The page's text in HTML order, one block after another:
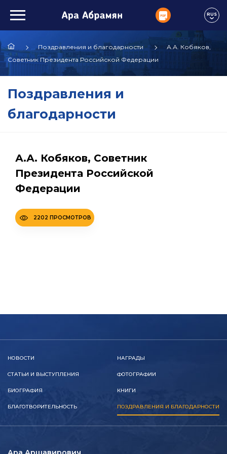
RUS
Поздравления и благодарности
А.А. Кобяков,
Советник Президента Российской Федерации
Поздравления и
благодарности
А.А. Кобяков, Советник
Президента Российской
Федерации
2202 ПРОСМОТРОВ
НОВОСТИ
СТАТЬИ И ВЫСТУПЛЕНИЯ
БИОГРАФИЯ
БЛАГОТВОРИТЕЛЬНОСТЬ
НАГРАДЫ
ФОТОГРАФИИ
КНИГИ
ПОЗДРАВЛЕНИЯ И БЛАГОДАРНОСТИ